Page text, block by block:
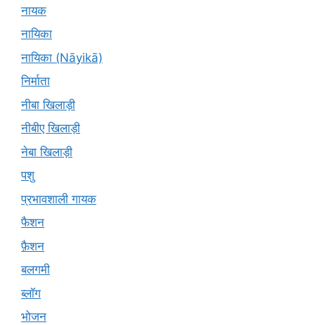
नायक
नायिका
नायिका (Nāyikā)
निर्माता
नीबा खिलाड़ी
नीबीए खिलाड़ी
नेबा खिलाड़ी
पशु
प्रभावशाली गायक
फैशन
फ़ैशन
बलगमी
ब्लॉग
भोजन